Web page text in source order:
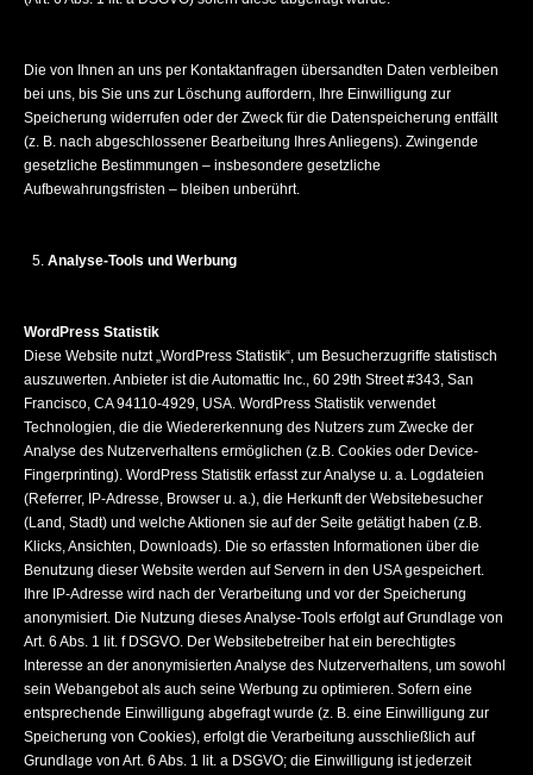
Die von Ihnen an uns per Kontaktanfragen übersandten Daten verbleiben
bei uns, bis Sie uns zur Löschung auffordern, Ihre Einwilligung zur
Speicherung widerrufen oder der Zweck für die Datenspeicherung entfällt
(z. B. nach abgeschlossener Bearbeitung Ihres Anliegens). Zwingende
gesetzliche Bestimmungen – insbesondere gesetzliche
Aufbewahrungsfristen – bleiben unberührt.
Analyse-Tools und Werbung
WordPress Statistik
Diese Website nutzt „WordPress Statistik“, um Besucherzugriffe statistisch
auszuwerten. Anbieter ist die Automattic Inc., 60 29th Street #343, San
Francisco, CA 94110-4929, USA. WordPress Statistik verwendet
Technologien, die die Wiedererkennung des Nutzers zum Zwecke der
Analyse des Nutzerverhaltens ermöglichen (z.B. Cookies oder Device-
Fingerprinting). WordPress Statistik erfasst zur Analyse u. a. Logdateien
(Referrer, IP-Adresse, Browser u. a.), die Herkunft der Websitebesucher
(Land, Stadt) und welche Aktionen sie auf der Seite getätigt haben (z.B.
Klicks, Ansichten, Downloads). Die so erfassten Informationen über die
Benutzung dieser Website werden auf Servern in den USA gespeichert.
Ihre IP-Adresse wird nach der Verarbeitung und vor der Speicherung
anonymisiert. Die Nutzung dieses Analyse-Tools erfolgt auf Grundlage von
Art. 6 Abs. 1 lit. f DSGVO. Der Websitebetreiber hat ein berechtigtes
Interesse an der anonymisierten Analyse des Nutzerverhaltens, um sowohl
sein Webangebot als auch seine Werbung zu optimieren. Sofern eine
entsprechende Einwilligung abgefragt wurde (z. B. eine Einwilligung zur
Speicherung von Cookies), erfolgt die Verarbeitung ausschließlich auf
Grundlage von Art. 6 Abs. 1 lit. a DSGVO; die Einwilligung ist jederzeit